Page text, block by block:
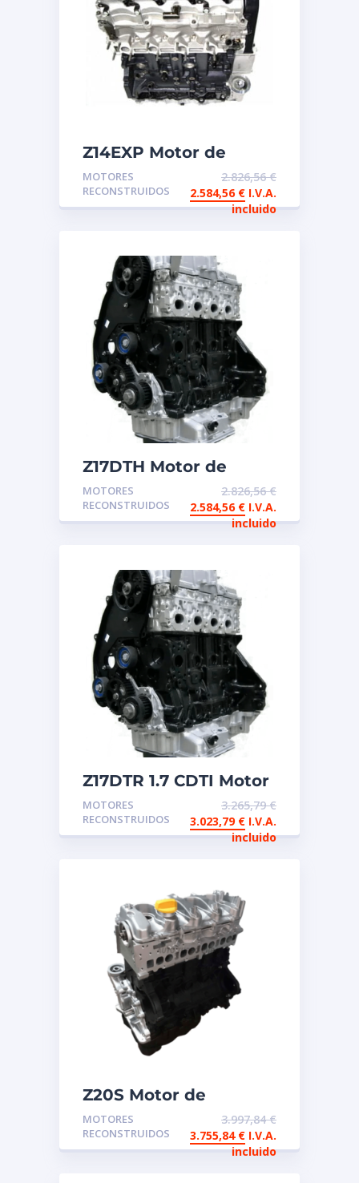
Z14EXP Motor de
intercambio
reconstruido OPEL
MOTORES
RECONSTRUIDOS
2.826,56€
2.584,56 € I.V.A.
incluido
Z17DTH Motor de
intercambio
reconstruido OPEL
MOTORES
RECONSTRUIDOS
2.826,56€
2.584,56 € I.V.A.
incluido
Z17DTR 1.7 CDTI Motor
de intercambio
reconstruido OPEL
MOTORES
RECONSTRUIDOS
3.265,79€
3.023,79 € I.V.A.
incluido
Z20S Motor de
intercambio
reconstruido
Chevrolet
MOTORES
RECONSTRUIDOS
3.997,84€
3.755,84 € I.V.A.
incluido